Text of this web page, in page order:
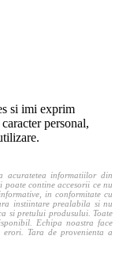
si imi exprim
personal,
acuratetea informatiilor din
contine accesorii ce nu
in conformitate cu
instiintare prealabila si nu
si pretului produsului. Toate
Echipa noastra face
erori. Tara de provenienta a